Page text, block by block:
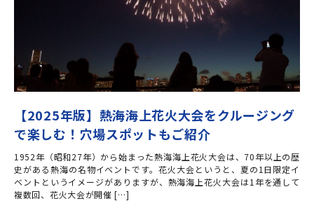
【2025年版】熱海海上花火大会をクルージング
で楽しむ！穴場スポットもご紹介
1952年（昭和27年）から始まった熱海海上花火大会は、70年以上の歴
史がある熱海の名物イベントです。花火大会というと、夏の1日限定イ
ベントというイメージがありますが、熱海海上花火大会は1年を通して
複数回、花火大会が開催 […]